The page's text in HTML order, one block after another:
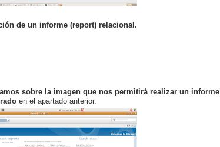
de un informe (report) relacional.
sobre la imagen que nos permitirá realizar un informe
en el apartado anterior.